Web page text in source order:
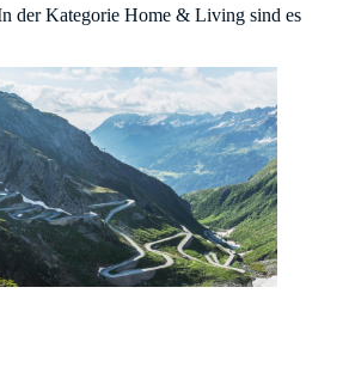
der Kategorie Home & Living sind es